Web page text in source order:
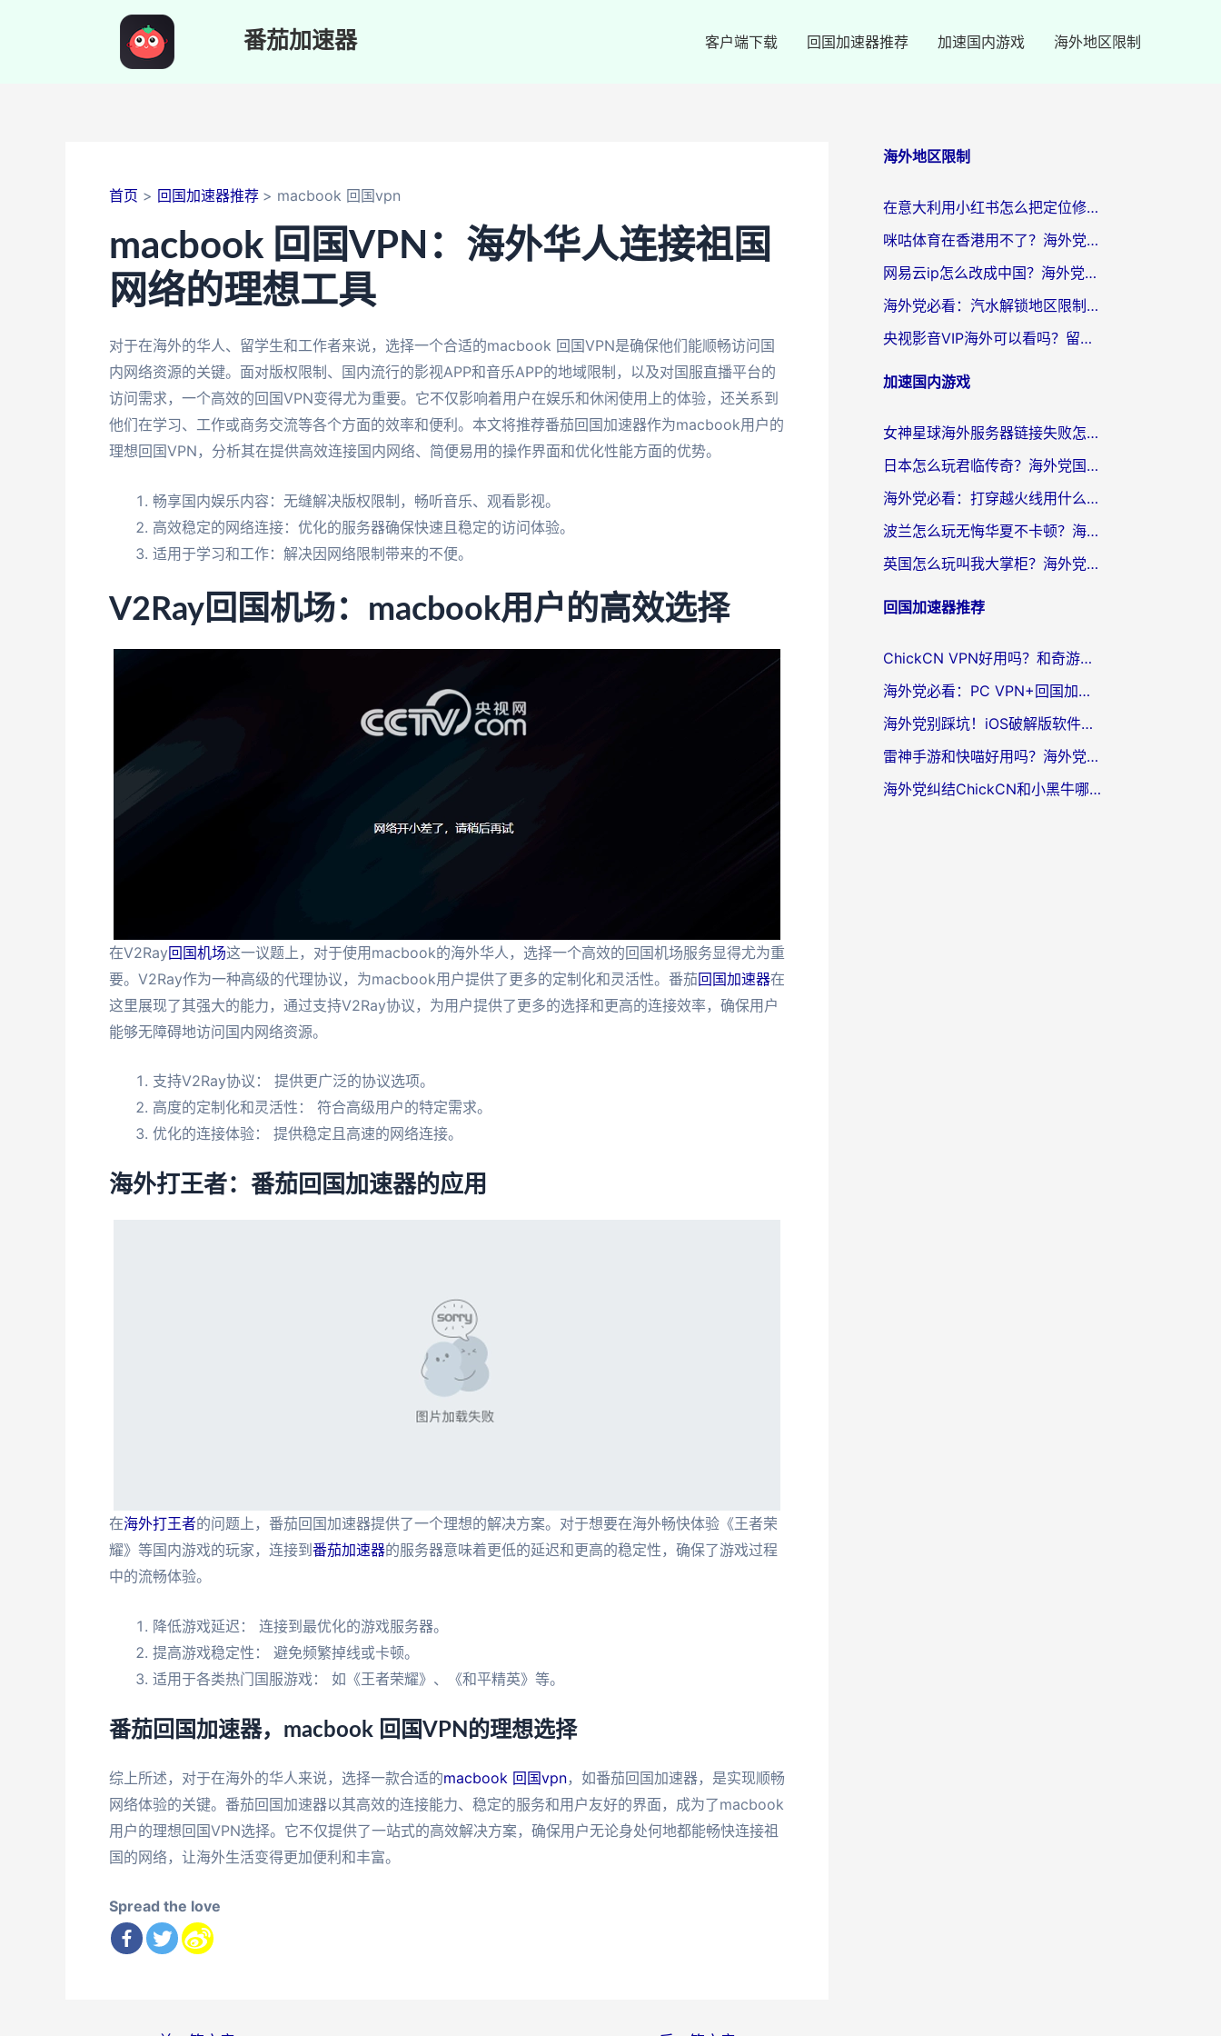
番茄加速器 客户端下载 回国加速器推荐 加速国内游戏 海外地区限制
首页 回国加速器推荐 macbook 回国vpn
macbook 回国VPN：海外华人连接祖国
网络的理想工具
对于在海外的华人、留学生和工作者来说，选择一个合适的macbook 回国VPN是确保他们能顺畅访问国
内网络资源的关键。面对版权限制、国内流行的影视APP和音乐APP的地域限制，以及对国服直播平台的
访问需求，一个高效的回国VPN变得尤为重要。它不仅影响着用户在娱乐和休闲使用上的体验，还关系到
他们在学习、工作或商务交流等各个方面的效率和便利。本文将推荐番茄回国加速器作为macbook用户的
理想回国VPN，分析其在提供高效连接国内网络、简便易用的操作界面和优化性能方面的优势。
畅享国内娱乐内容：无缝解决版权限制，畅听音乐、观看影视。
高效稳定的网络连接：优化的服务器确保快速且稳定的访问体验。
适用于学习和工作：解决因网络限制带来的不便。
V2Ray回国机场：macbook用户的高效选择
在V2Ray回国机场这一议题上，对于使用macbook的海外华人，选择一个高效的回国机场服务显得尤为重
要。V2Ray作为一种高级的代理协议，为macbook用户提供了更多的定制化和灵活性。番茄回国加速器在
这里展现了其强大的能力，通过支持V2Ray协议，为用户提供了更多的选择和更高的连接效率，确保用户
能够无障碍地访问国内网络资源。
支持V2Ray协议： 提供更广泛的协议选项。
高度的定制化和灵活性： 符合高级用户的特定需求。
优化的连接体验： 提供稳定且高速的网络连接。
海外打王者：番茄回国加速器的应用
在海外打王者的问题上，番茄回国加速器提供了一个理想的解决方案。对于想要在海外畅快体验《王者荣
耀》等国内游戏的玩家，连接到 番茄加速器的服务器意味着更低的延迟和更高的稳定性，确保了游戏过程
中的流畅体验。
降低游戏延迟： 连接到最优化的游戏服务器。
提高游戏稳定性： 避免频繁掉线或卡顿。
适用于各类热门国服游戏： 如《王者荣耀》、《和平精英》等。
番茄回国加速器，macbook 回国VPN的理想选择
综上所述，对于在海外的华人来说，选择一款合适的macbook 回国vpn，如番茄回国加速器，是实现顺畅
网络体验的关键。番茄回国加速器以其高效的连接能力、稳定的服务和用户友好的界面，成为了macbook
用户的理想回国VPN选择。它不仅提供了一站式的高效解决方案，确保用户无论身处何地都能畅快连接祖
国的网络，让海外生活变得更加便利和丰富。
Spread the love
海外地区限制
在意大利用小红书怎么把定位修改到中国国内？3个实用技巧+1个靠谱工具帮你搞定
咪咕体育在香港用不了？海外党必看的回国加速器选择指南（附3个真实场景解决方案）
网易云ip怎么改成中国？海外党听音乐听书的无痛解决方案
海外党必看：汽水解锁地区限制怎么解除？3招解决国内影音&生活服务难题
央视影音VIP海外可以看吗？留学生亲测有效的回国加速器选择指南
加速国内游戏
女神星球海外服务器链接失败怎么解决？海外党国服游戏加速避坑指南
日本怎么玩君临传奇？海外党国服游戏加速避坑指南（附菲律宾欧洲玩家实测）
海外党必看：打穿越火线用什么加速器？解决延迟卡顿，还能玩奇妙拼图世界和第五人格
波兰怎么玩无悔华夏不卡顿？海外国服游戏加速器终极指南（附征途2萤火突击解决方案）
英国怎么玩叫我大掌柜？海外党国服游戏加速避坑指南（附实测推荐）
回国加速器推荐
ChickCN VPN好用吗？和奇游手游VPN对比哪个回国效果更好？海外党亲测实用指南
海外党必看：PC VPN+回国加速器怎么选？无缝访问国内资源全攻略
海外党别踩坑！iOS破解版软件不可靠？教你选对回国加速器无缝看国内资源
雷神手游和快喵好用吗？海外党亲测5款回国加速器，附斧牛Bling对比+微信视频号解决办法
海外党纠结ChickCN和小黑牛哪个好？一篇帮你选对回国加速器的实用指南